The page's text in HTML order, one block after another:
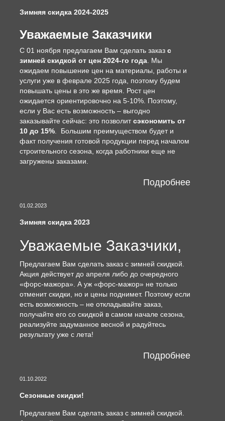
Зимняя скидка 2024-2025
Уважаемые Заказчики
С 01 ноября предлагаем Вам сделать заказ с
зимней скидкой от цен 2024-го года . Мы
ожидаем повышение цен на материалы, работы и
услуги уже в феврале 2025 года, поэтому будем
повышать цены в это же время. Рост цен
ожидается ориентировочно на 5-10%. Поэтому,
если у Вас есть возможность – выгодно
заказывайте сейчас: это позволитсэкономить от
10 до 15% . Большим преимуществом будет и
факт получения готовой продукции перед началом
строительного сезона, когда работники еще не
загружены заказами.
Подробнее
01.02.2023
Зимняя скидка 2023
Уважаемые Заказчики,
Предлагаем Вам сделать заказ с зимней скидкой.
Акция действует до апреля либо до очередного
«форс-мажора». А уж «форс-мажор» не только
отменит скидки, но и цены поднимет. Поэтому если
есть возможность – не откладывайте заказ,
получайте его со скидкой в самом начале сезона,
реализуйте задуманное весной и радуйтесь
результату уже с лета!
Подробнее
01.10.2022
Сезонные скидки!
Предлагаем Вам сделать заказ с зимней скидкой.